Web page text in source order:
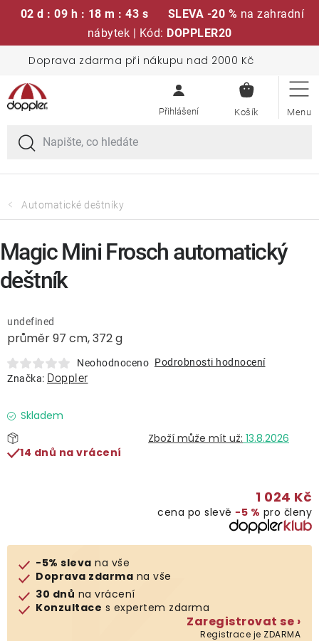
02 d : 09 h : 18 m : 43 s SLEVA -20 % na zahradní
nábytek | Kód: DOPPLER20
obsah
Doprava zdarma při nákupu nad 2000 Kč
KOŠÍK
Sedací soupravy
Slunečníky
Křesla a židle
Lavice a houpačky
Lehátka
Doplňky
Deštníky
Gastro produkty
Klub výhod
Automatické deštníky
průměr 97 cm, 372 g
undefined
Neohodnoceno Podrobnosti hodnocení
Značka: Doppler
Skladem
13.8.2026
14 dnů na vrácení
1 024 Kč
cena po slevě −5 % pro členy
-5% sleva na vše
Doprava zdarma na vše
30 dnů na vrácení
Konzultace s expertem zdarma
Zaregistrovat se ›
Registrace je ZDARMA
Magic Mini Frosch automatický
deštník